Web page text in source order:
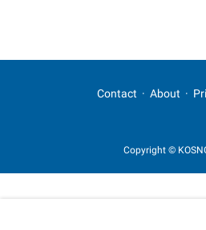
Contact About
Copyright ©